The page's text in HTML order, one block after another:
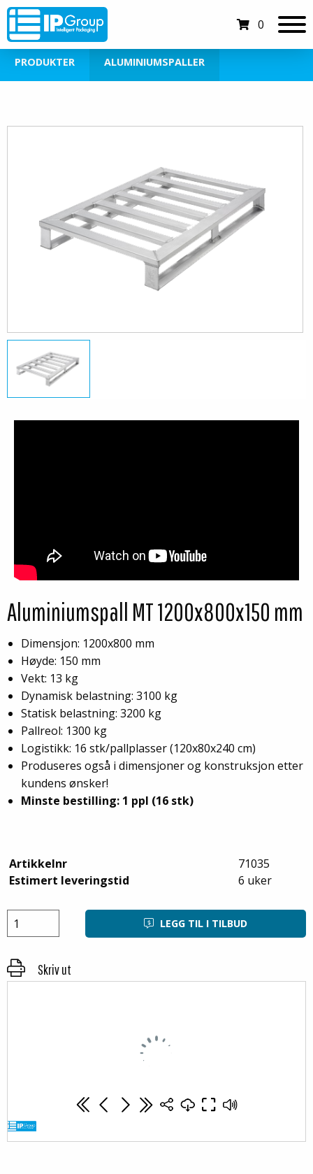
0
PRODUKTER ALUMINIUMSPALLER
Aluminiumspall MT 1200x800x150 mm
Dimensjon: 1200x800 mm
Høyde: 150 mm
Vekt: 13 kg
Dynamisk belastning: 3100 kg
Statisk belastning: 3200 kg
Pallreol: 1300 kg
Logistikk: 16 stk/pallplasser (120x80x240 cm)
Produseres også i dimensjoner og konstruksjon etter
kundens ønsker!
Minste bestilling: 1 ppl (16 stk)
Artikkelnr
71035
Estimert leveringstid
6 uker
LEGG TIL I TILBUD
Skriv ut